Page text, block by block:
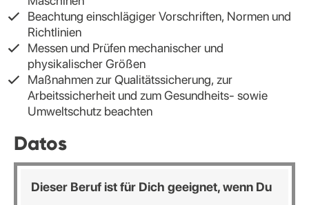
Beachtung einschlägiger Vorschriften, Normen und
Richtlinien
Messen und Prüfen mechanischer und
physikalischer Größen
Maßnahmen zur Qualitätssicherung, zur
Arbeitssicherheit und zum Gesundheits- sowie
Umweltschutz beachten
Datos
Dieser Beruf ist für Dich geeignet, wenn Du